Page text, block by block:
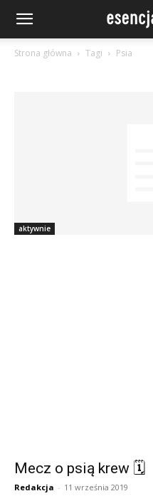
Strona główna Tagi Psia
aktywnie
Mecz o psią krew 🗓
Redakcja - 11 września 2019